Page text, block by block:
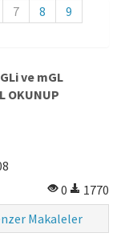
7 8
9
ve mGL
OKUNUP
0
1770
Makaleler